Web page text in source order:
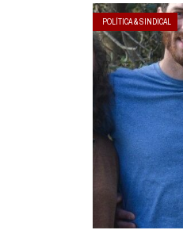
POLÍTICA & SINDICAL